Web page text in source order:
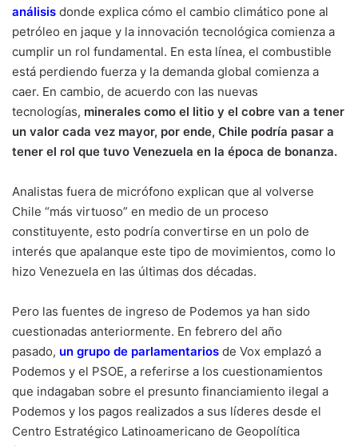
análisis donde explica cómo el cambio climático pone al
petróleo en jaque y la innovación tecnológica comienza a
cumplir un rol fundamental. En esta línea, el combustible
está perdiendo fuerza y la demanda global comienza a
caer. En cambio, de acuerdo con las nuevas
tecnologías, minerales como el litio y el cobre van a tener
un valor cada vez mayor, por ende, Chile podría pasar a
tener el rol que tuvo Venezuela en la época de bonanza.
Analistas fuera de micrófono explican que al volverse
Chile “más virtuoso” en medio de un proceso
constituyente, esto podría convertirse en un polo de
interés que apalanque este tipo de movimientos, como lo
hizo Venezuela en las últimas dos décadas.
Pero las fuentes de ingreso de Podemos ya han sido
cuestionadas anteriormente. En febrero del año
pasado, un grupo de parlamentarios de Vox emplazó a
Podemos y el PSOE, a referirse a los cuestionamientos
que indagaban sobre el presunto financiamiento ilegal a
Podemos y los pagos realizados a sus líderes desde el
Centro Estratégico Latinoamericano de Geopolítica